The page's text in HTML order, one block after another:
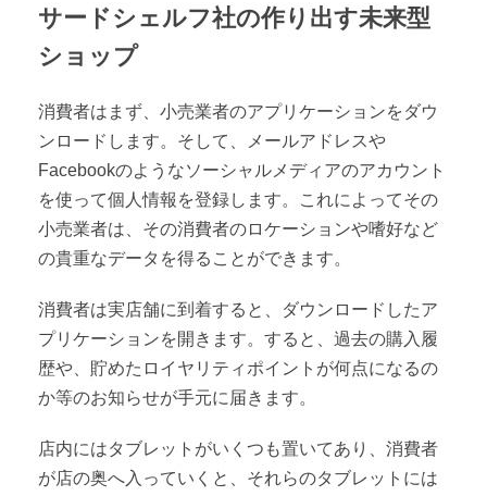
サードシェルフ社の作り出す未来型
ショップ
消費者はまず、小売業者のアプリケーションをダウ
ンロードします。そして、メールアドレスや
Facebookのようなソーシャルメディアのアカウント
を使って個人情報を登録します。これによってその
小売業者は、その消費者のロケーションや嗜好など
の貴重なデータを得ることができます。
消費者は実店舗に到着すると、ダウンロードしたア
プリケーションを開きます。すると、過去の購入履
歴や、貯めたロイヤリティポイントが何点になるの
か等のお知らせが手元に届きます。
店内にはタブレットがいくつも置いてあり、消費者
が店の奥へ入っていくと、それらのタブレットには